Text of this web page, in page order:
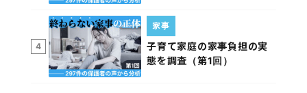
4
子育て家庭の家事負担の実
態を調査（第1回）
家事